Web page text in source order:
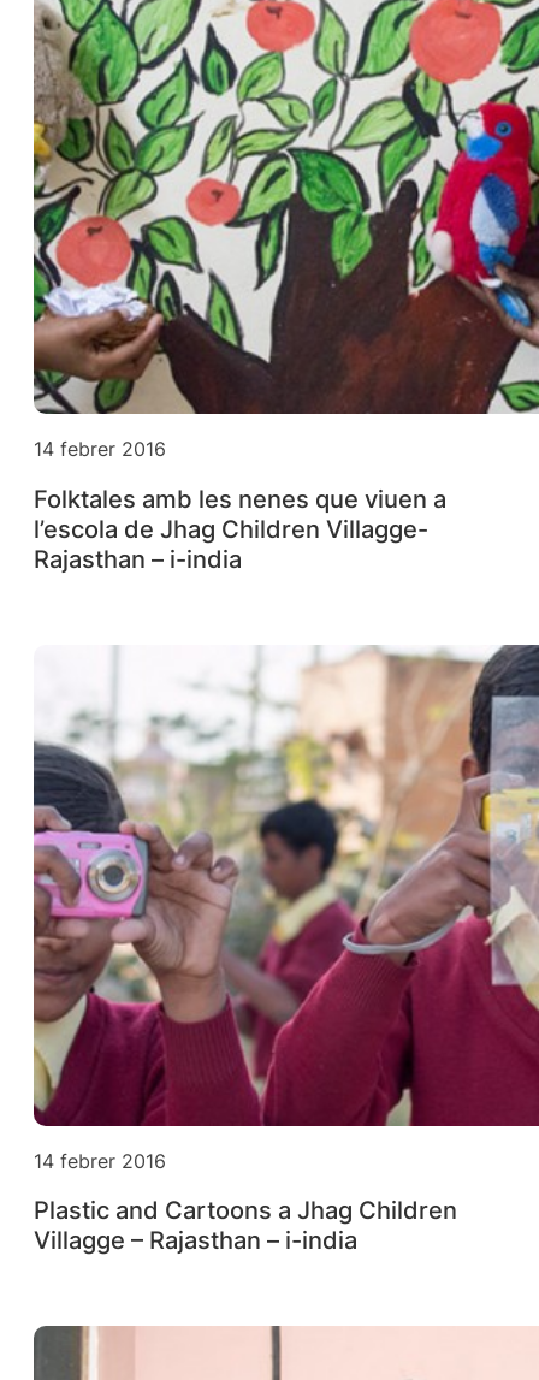
14 febrer 2016
Folktales amb les nenes que viuen a
l’escola de Jhag Children Villagge-
Rajasthan – i-india
14 febrer 2016
Plastic and Cartoons a Jhag Children
Villagge – Rajasthan – i-india